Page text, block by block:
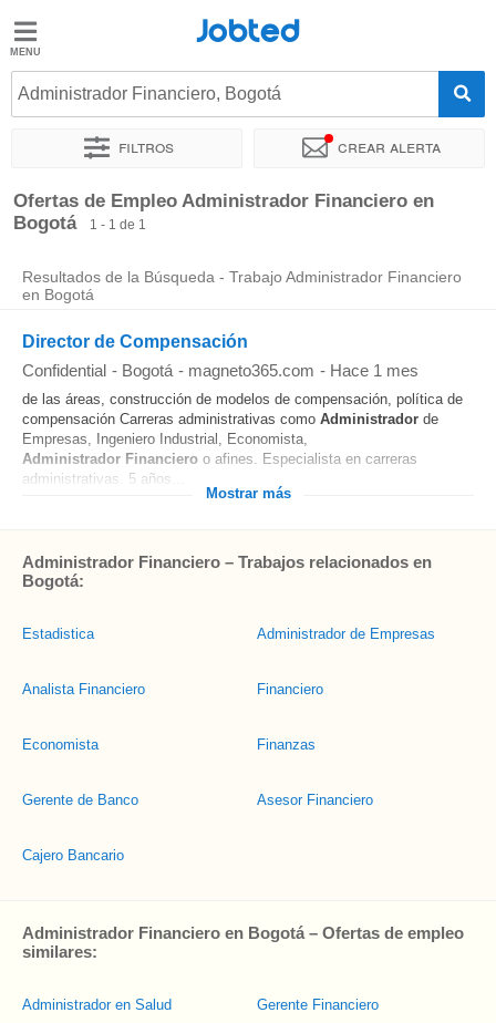
Jobted
Ofertas
de
empleo
Salarios
Jobted
Administrador Financiero, Bogotá
Filtros Crear alerta
Ordenar por Ubicación exacta
Ofertas de Empleo Administrador Financiero en
Bogotá
1 - 1 de 1
Resultados de la Búsqueda - Trabajo Administrador Financiero
en Bogotá
Director de Compensación
Confidential - Bogotá - magneto365.com - Hace 1 mes
de las áreas, construcción de modelos de compensación, política de
compensación Carreras administrativas como Administrador de
Empresas, Ingeniero Industrial, Economista,
Administrador Financiero o afines. Especialista en carreras
administrativas. 5 años...
Mostrar más
Administrador Financiero – Trabajos relacionados en
Bogotá:
Estadistica
Analista Financiero
Economista
Gerente de Banco
Cajero Bancario
Administrador de Empresas
Financiero
Finanzas
Asesor Financiero
Administrador Financiero en Bogotá – Ofertas de empleo
similares:
Administrador en Salud Gerente Financiero